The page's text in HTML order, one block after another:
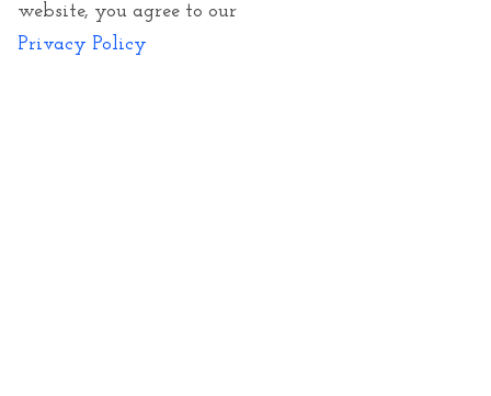
En stock
website, you agree to our
Privacy Policy